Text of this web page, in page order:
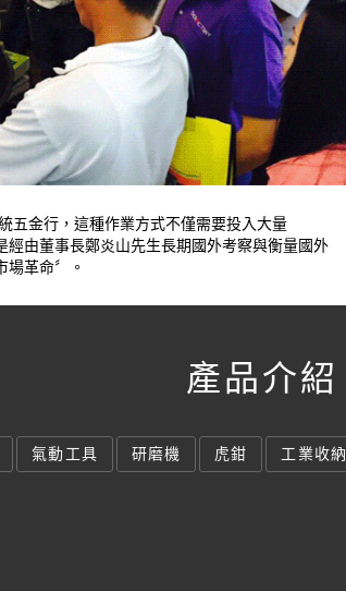
五金行，這種作業方式不僅需要投入大量
由董事長鄭炎山先生長期國外考察與衡量國外
革命〞。
產品介紹
氣動工具 研磨機 虎鉗 工業收納